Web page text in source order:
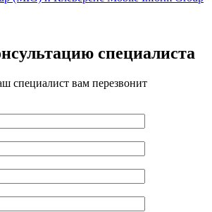
специалиста
специалист вам перезвонит